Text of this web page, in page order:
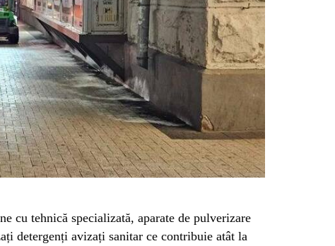
cu tehnică specializată, aparate de pulverizare
detergenți avizați sanitar ce contribuie atât la